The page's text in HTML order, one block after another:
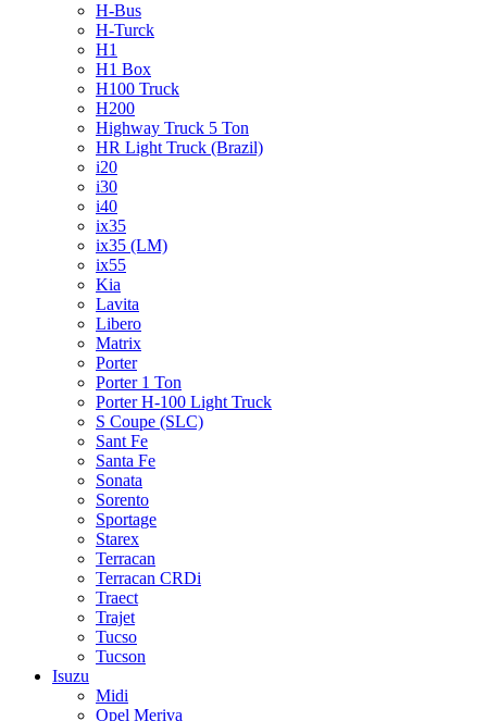
H-Bus
H-Turck
H1
H1 Box
H100 Truck
H200
Highway Truck 5 Ton
HR Light Truck (Brazil)
i20
i30
i40
ix35
ix35 (LM)
ix55
Kia
Lavita
Libero
Matrix
Porter
Porter 1 Ton
Porter H-100 Light Truck
S Coupe (SLC)
Sant Fe
Santa Fe
Sonata
Sorento
Sportage
Starex
Terracan
Terracan CRDi
Traect
Trajet
Tucso
Tucson
Isuzu
Midi
Opel Meriva